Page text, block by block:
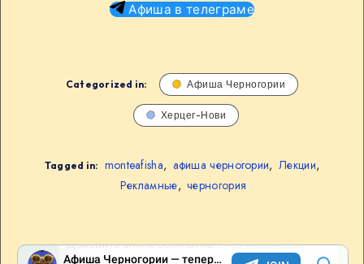
Афиша в телеграме
Categorized in: Афиша Черногории
Херцег-Нови
Tagged in: monteafisha, афиша черногории, Лекции,
Рекламные, черногория